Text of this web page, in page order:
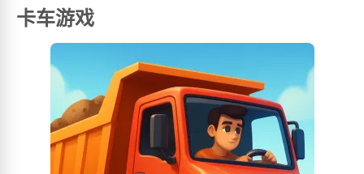
卡车游戏